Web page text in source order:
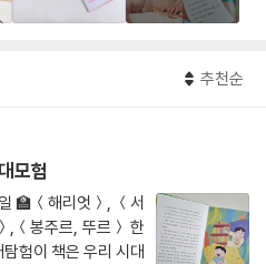
추천순
모험
🏫＜해리엇＞, ＜서
,＜봉주르, 뚜르＞ 한
험이 책은 우리 시대